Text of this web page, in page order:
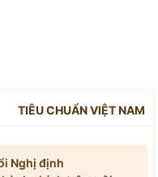
TIÊU CHUẨN VIỆT NAM
Nghị định